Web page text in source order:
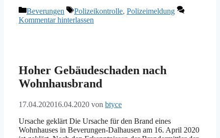
Zu einem „Muss“ zählen zweifellos das Korbmacher-
Museum Dalhausen, das Bauernhofmuseum Herstelle und
In Wehrden lohnt ein Besuch im Schlosspark.
Weserradweg, Weserschifffahrt, Wassersport, Angeln,
Weser-Bever-Höhenweg, Höhen- und Panoramaweg,
Stadtführungen, Stadthallenprogramm, Wohnmobilhafen
sowie Pauschalarrangements runden das Angebot ab.
Obendrein gibt´s noch Eisvergnügen pur von November
bis März auf der überdachten Beverunger Eisbahn.
Kategorien
Beverungen Schlagwörter
Polizeikontrolle, Polizeimeldung
Kommentar hinterlassen
Hoher Gebäudeschaden nach
Wohnhausbrand
17.04.202016.04.2020 von btyce
Ursache geklärt Die Ursache für den Brand eines
Wohnhauses in Beverungen-Dalhausen am 16. April 2020